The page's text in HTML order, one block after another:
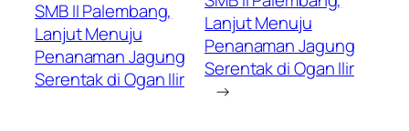
SMB II Palembang,
Lanjut Menuju
Penanaman Jagung
Serentak di Ogan Ilir
Lanjut Menuju
Penanaman Jagung
Serentak di Ogan Ilir
→